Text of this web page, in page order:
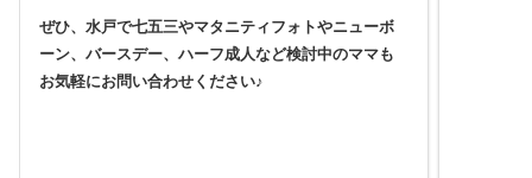
ぜひ、水戸で七五三やマタニティフォトやニューボ
ーン、バースデー、ハーフ成人など検討中のママも
お気軽にお問い合わせください♪